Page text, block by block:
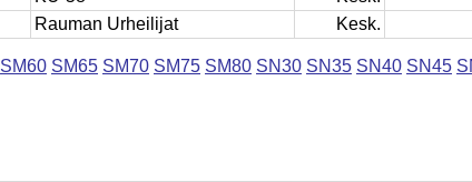
Rauman Urheilijat Kesk.
SM60 SM65 SM70 SM75 SM80 SN30 SN35 SN40 SN45